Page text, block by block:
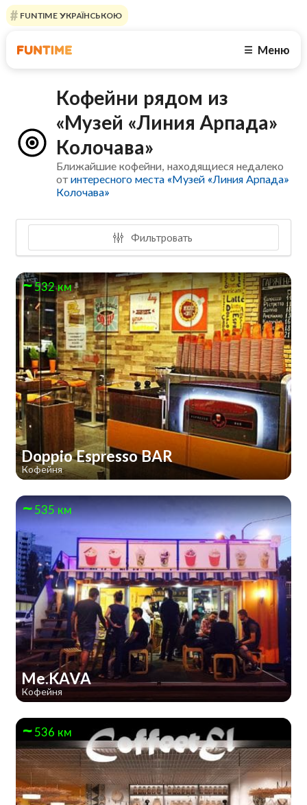
FUNTIME УКРАЇНСЬКОЮ
☰ Меню
Кофейни рядом из
«Музей «Линия Арпада»
Колочава»
Ближайшие кофейни, находящиеся недалеко
отинтересного места «Музей «Линия Арпада»
Колочава»
Фильтровать
532 км
Doppio Espresso BAR
Кофейня
535 км
Me.KAVA
Кофейня
536 км